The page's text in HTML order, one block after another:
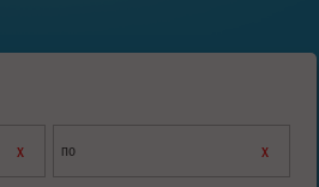
х по х